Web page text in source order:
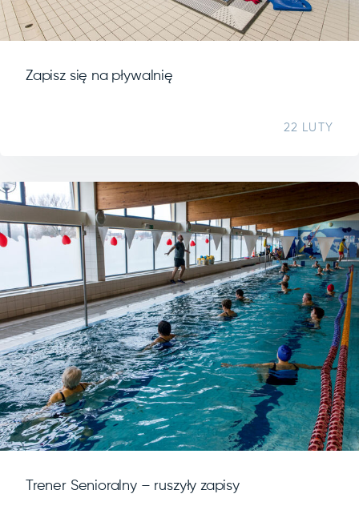
Zapisz się na pływalnię
22 LUTY
Trener Senioralny – ruszyły zapisy